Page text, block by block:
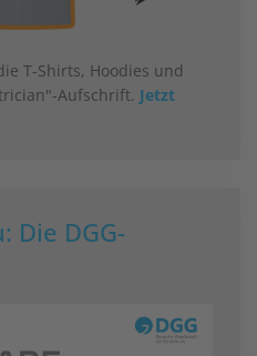
T-Shirts, Hoodies und
Aufschrift. Jetzt
Die DGG-